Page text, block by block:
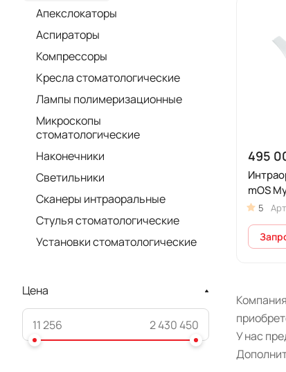
495
mOS
5
У нас
Апекслокаторы
Аспираторы
Компрессоры
Кресла стоматологические
Лампы полимеризационные
Микроскопы
стоматологические
Наконечники
Светильники
Сканеры интраоральные
Стулья стоматологические
Установки стоматологические
Цена